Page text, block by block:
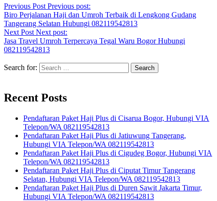
Previous Post Previous post:
Biro Perjalanan Haji dan Umroh Terbaik di Lengkong Gudang
Tangerang Selatan Hubungi 082119542813
Next Post Next post:
Jasa Travel Umroh Terpercaya Tegal Waru Bogor Hubungi
082119542813
Search for:
Recent Posts
Pendaftaran Paket Haji Plus di Cisarua Bogor, Hubungi VIA
Telepon/WA 082119542813
Pendaftaran Paket Haji Plus di Jatiuwung Tangerang,
Hubungi VIA Telepon/WA 082119542813
Pendaftaran Paket Haji Plus di Cigudeg Bogor, Hubungi VIA
Telepon/WA 082119542813
Pendaftaran Paket Haji Plus di Ciputat Timur Tangerang
Selatan, Hubungi VIA Telepon/WA 082119542813
Pendaftaran Paket Haji Plus di Duren Sawit Jakarta Timur,
Hubungi VIA Telepon/WA 082119542813